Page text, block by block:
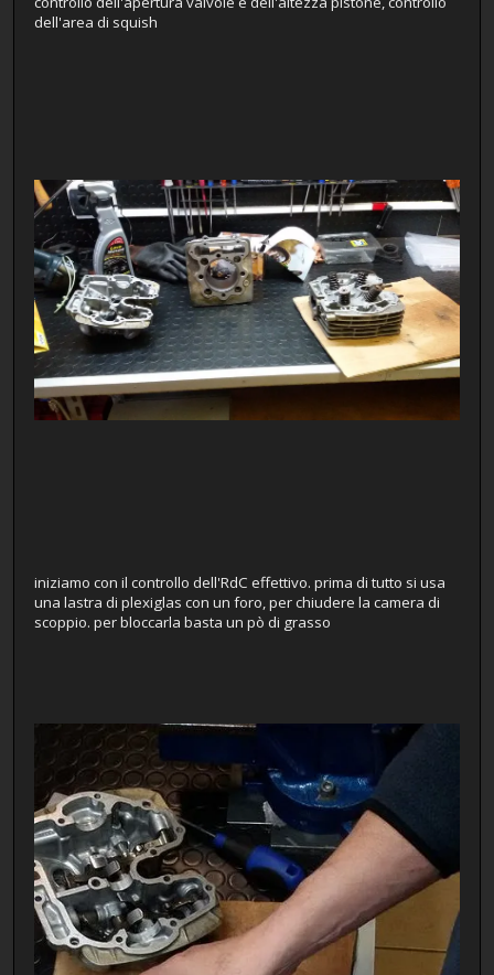
dell'area di squish
iniziamo con il controllo dell'RdC effettivo. prima di tutto si usa
una lastra di plexiglas con un foro, per chiudere la camera di
scoppio. per bloccarla basta un pò di grasso